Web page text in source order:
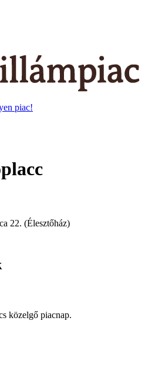
piac!
22. (Élesztőház)
közelgő piacnap.